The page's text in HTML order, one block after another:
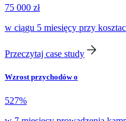
75 000 zł
w ciągu 5 miesięcy przy
Przeczytaj case study
Wzrost przychodów o
527%